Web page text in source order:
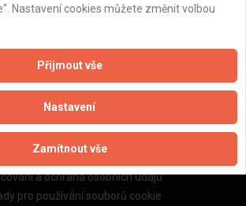
Důležité informace
a ochrana osobních údajů
pro používání souborů cookie
Nastavení cookies můžete změnit volbou
Přijmout vše
Nastavení
Zamítnout vše